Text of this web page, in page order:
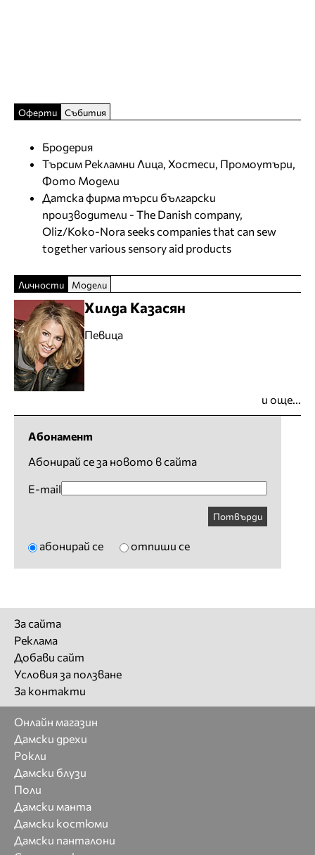
Оферти Събития
Бродерия
Търсим Рекламни Лица, Хостеси, Промоутъри,
Фото Модели
Датска фирма търси български
производители - The Danish company,
Oliz/Koko-Nora seeks companies that can sew
together various sensory aid products
Личности Модели
Хилда Казасян
Певица
и още...
Абонамент
Абонирай се за новото в сайта
E-mail
Потвърди
абонирай се отпиши се
За сайта
Реклама
Добави сайт
Условия за ползване
За контакти
Онлайн магазин
Дамски дрехи
Рокли
Дамски блузи
Поли
Дамски манта
Дамски костюми
Дамски панталони